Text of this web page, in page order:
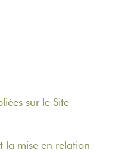
sur le Site
la mise en relation